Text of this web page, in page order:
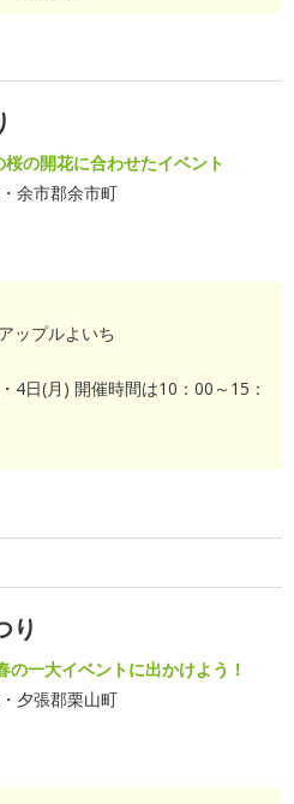
の開花に合わせたイベント
余市郡余市町
ップルよいち
4日(月) 開催時間は10：00～15：
り
の一大イベントに出かけよう！
夕張郡栗山町